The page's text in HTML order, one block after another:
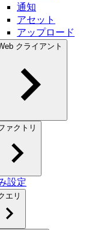
通知
アセット
アップロード
クライアント
ァクトリ
設定
エリ